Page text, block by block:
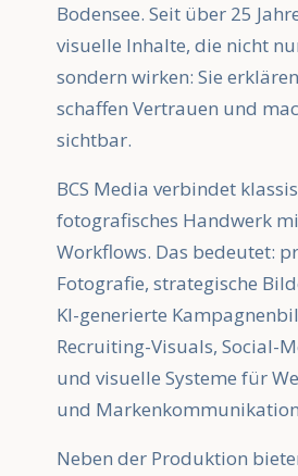
Bodensee. Seit über 25
visuelle Inhalte, die nicht
sondern wirken: Sie
schaffen Vertrauen und
sichtbar.
BCS Media verbindet
fotografisches Handwerk
Workflows. Das bedeutet:
Fotografie, strategische
KI-generierte
Recruiting-Visuals, Social-
und visuelle Systeme für
und
Neben der Produktion